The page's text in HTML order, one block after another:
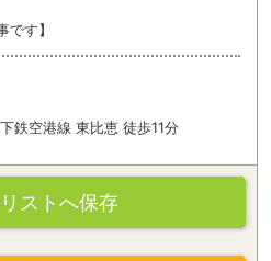
です】
鉄空港線 東比恵 徒歩11分
ストへ保存